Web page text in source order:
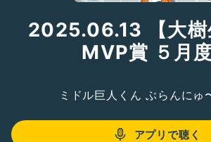
2025.06.13 【大樹
MVP賞 ５月度
ミドル巨人くん ぶらんにゅ
アプリで聴く